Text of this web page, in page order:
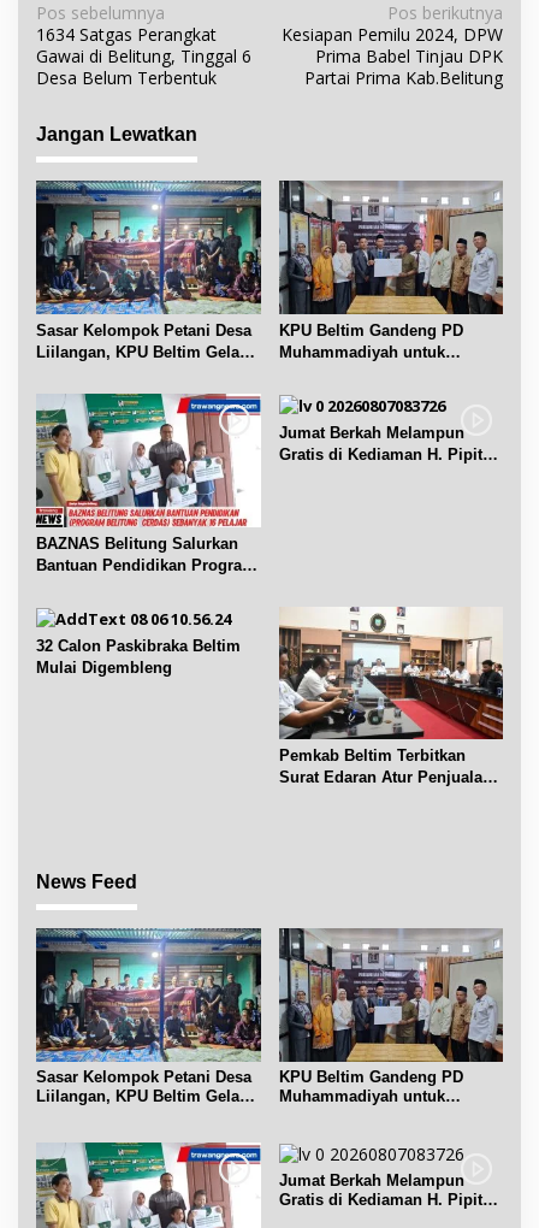
N
a
v
g
a
s
p
o
s
Pos sebelumnya
1634 Satgas Perangkat
Gawai di Belitung, Tinggal 6
Desa Belum Terbentuk
Pos berikutnya
Kesiapan Pemilu 2024, DPW
Prima Babel Tinjau DPK
Partai Prima Kab.Belitung
Jangan Lewatkan
Sasar Kelompok Petani Desa
Liilangan, KPU Beltim Gelar
KPU Beltim Gandeng PD
Muhammadiyah untuk
BAZNAS Belitung Salurkan
Bantuan Pendidikan Program
Jumat Berkah Melampun
Gratis di Kediaman H. Pipit
32 Calon Paskibraka Beltim
Mulai Digembleng
Pemkab Beltim Terbitkan
Surat Edaran Atur Penjualan
News Feed
Sasar Kelompok Petani Desa
Liilangan, KPU Beltim Gelar
KPU Beltim Gandeng PD
Muhammadiyah untuk
Jumat Berkah Melampun
Gratis di Kediaman H. Pipit